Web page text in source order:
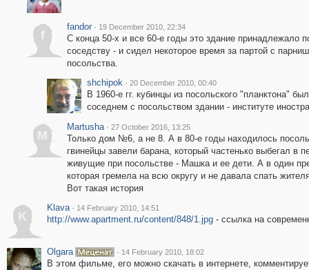
f
fandor · 19 December 2010, 22:34
С конца 50-х и все 60-е годы это здание
соседству - и сидел некоторое время за партой с
посольства.
shchipok · 20 December 2010, 00:40
В 1960-е гг. кубинцы из посольского "планктона"
соседнем с посольством здании - институте
M
Martusha · 27 October 2016, 13:25
Только дом №6, а не 8. А в 80-е годы находилось
гвинейцы завели барана, который частенько выбегал в
живущие при посольстве - Машка и ее дети. А в один
которая гремела на всю округу и не давала спать
Вот такая история
K
Klava · 14 February 2010, 14:51
http://www.apartment.ru/content/848/1.jpg- ссылка на
Olgara · 14 February 2010, 18:02
В этом фильме, его можно скачать в интернете,